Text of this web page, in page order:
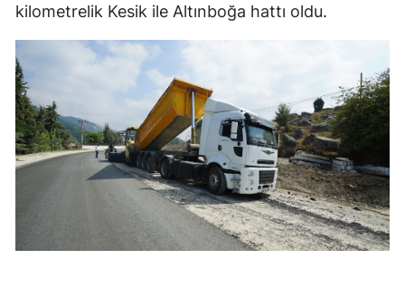
kilometrelik Kesik ile Altınboğa hattı oldu.